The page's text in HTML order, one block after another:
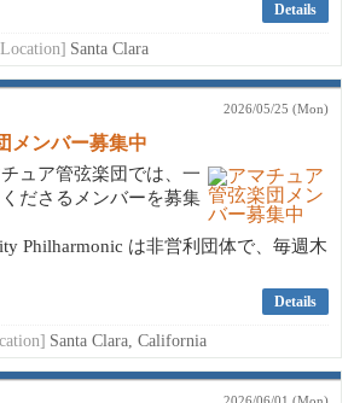
Details
Santa Clara
2026/05/25 (Mon)
メンバー募集中
ュア管弦楽団では、一
ださるメンバーを募集
Philharmonic は非営利団体で、毎週木
Details
Santa Clara, California